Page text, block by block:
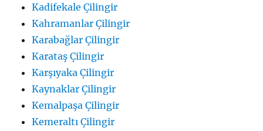
Kadifekale Çilingir
Kahramanlar Çilingir
Karabağlar Çilingir
Karataş Çilingir
Karşıyaka Çilingir
Kaynaklar Çilingir
Kemalpaşa Çilingir
Kemeraltı Çilingir